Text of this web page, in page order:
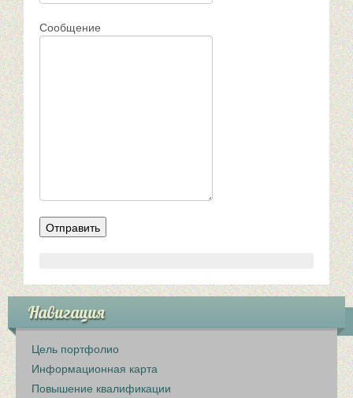
Сообщение
Навигация
Цель портфолио
Информационная карта
Повышение квалификации